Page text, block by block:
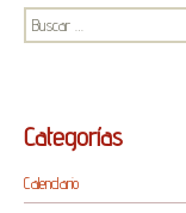
Buscar:
Categorías
Calendario